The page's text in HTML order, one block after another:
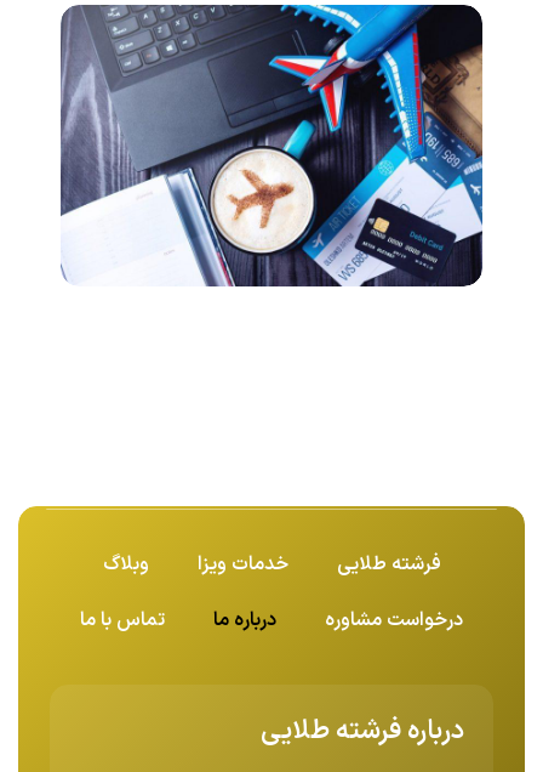
فرشته طلایی خدمات ویزا
وبلاگ
درخواست مشاوره
درباره ما تماس با ما
درباره فرشته طلایی